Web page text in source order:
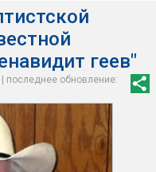
геев"
последнее обновление: